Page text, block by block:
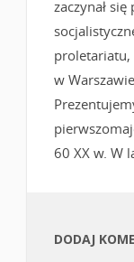
zaczynał
proletariatu,
w
60 XX w. W
DODAJ